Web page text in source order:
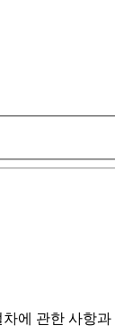
에 관한 사항